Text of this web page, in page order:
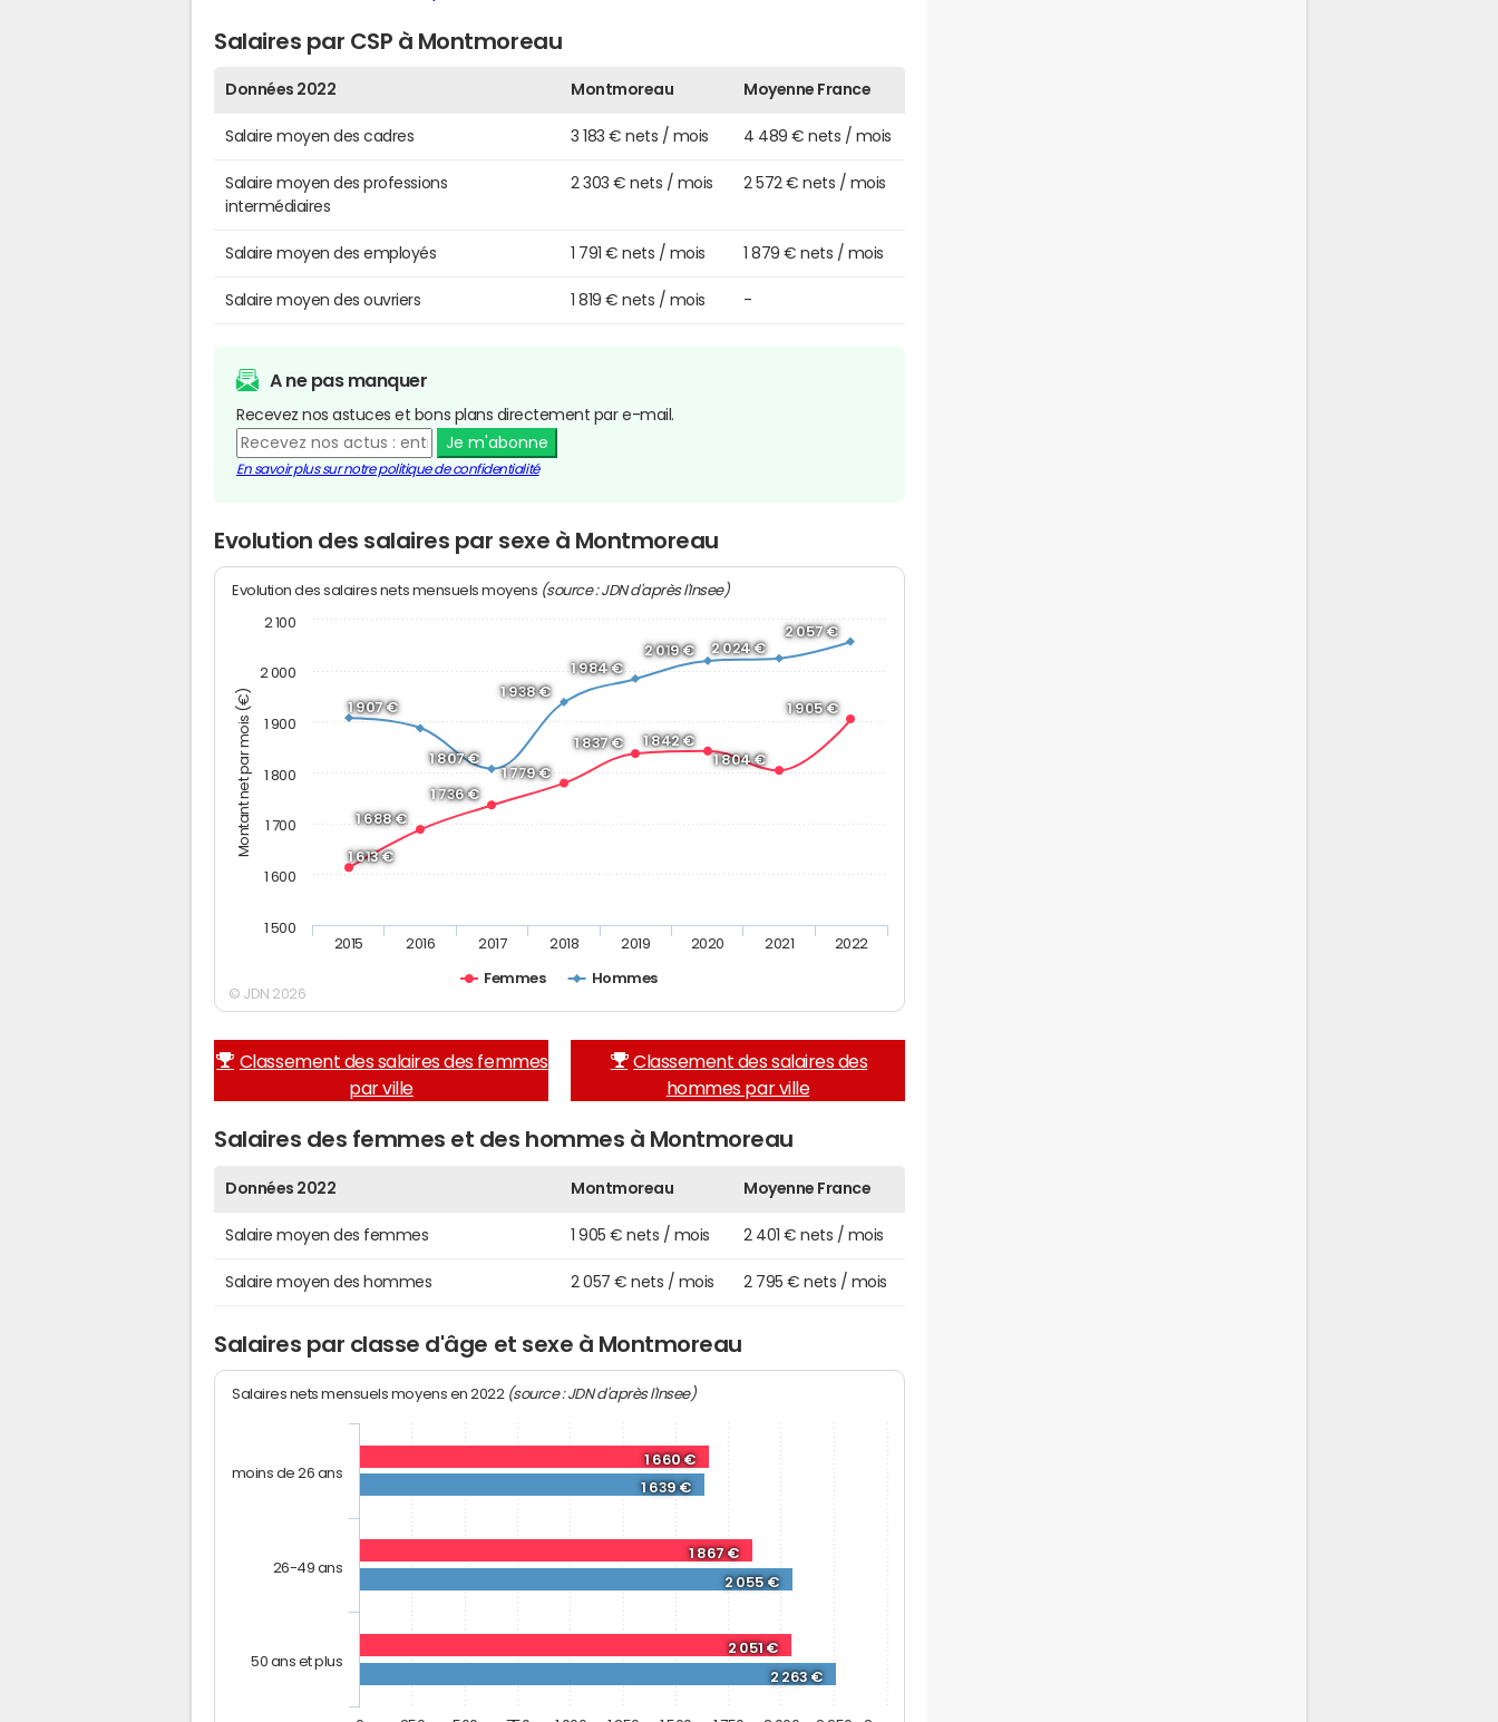
Salaires par CSP à Montmoreau
Données 2022 Montmoreau Moyenne France
Salaire moyen des cadres 3 183 € nets / mois 4 489 € nets / mois
Salaire moyen des professions
intermédiaires
2 303 € nets / mois 2 572 € nets / mois
Salaire moyen des employés 1 791 € nets / mois 1 879 € nets / mois
Salaire moyen des ouvriers 1 819 € nets / mois -
A ne pas manquer
Recevez nos astuces et bons plans directement par e-mail.
Je m'abonne
En savoir plus sur notre politique de confidentialité
Evolution des salaires par sexe à Montmoreau
Montant net par mois (€)
Evolution des salaires nets mensuels moyens (source : JDN d'après l'Insee)
1 613 €
1 688 €
1 736 €
1 779 €
1 837 €
1 842 €
1 804 €
1 905 €
1 907 €
1 807 €
1 938 €
1 984 €
2 019 € 2 024 €
2 057 €
Femmes Hommes
2015 2016 2017 2018 2019 2020 2021 2022
1 500
1 600
1 700
1 800
1 900
2 000
2 100
© JDN 2026
Classement des salaires des femmes
par ville
Classement des salaires des
hommes par ville
Salaires des femmes et des hommes à Montmoreau
Données 2022 Montmoreau Moyenne France
Salaire moyen des femmes 1 905 € nets / mois 2 401 € nets / mois
Salaire moyen des hommes 2 057 € nets / mois 2 795 € nets / mois
Salaires par classe d'âge et sexe à Montmoreau
Salaires nets mensuels moyens en 2022 (source : JDN d'après l'Insee)
1 660 €
1 867 €
2 051 €
1 639 €
2 055 €
2 263 €
moins de 26 ans
26-49 ans
50 ans et plus